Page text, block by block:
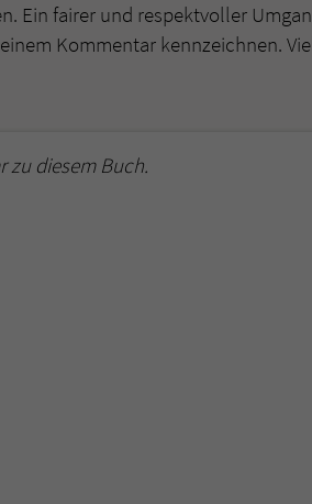
Ein fairer und respektvoller
Kommentar kennzeichnen.
zu diesem Buch.